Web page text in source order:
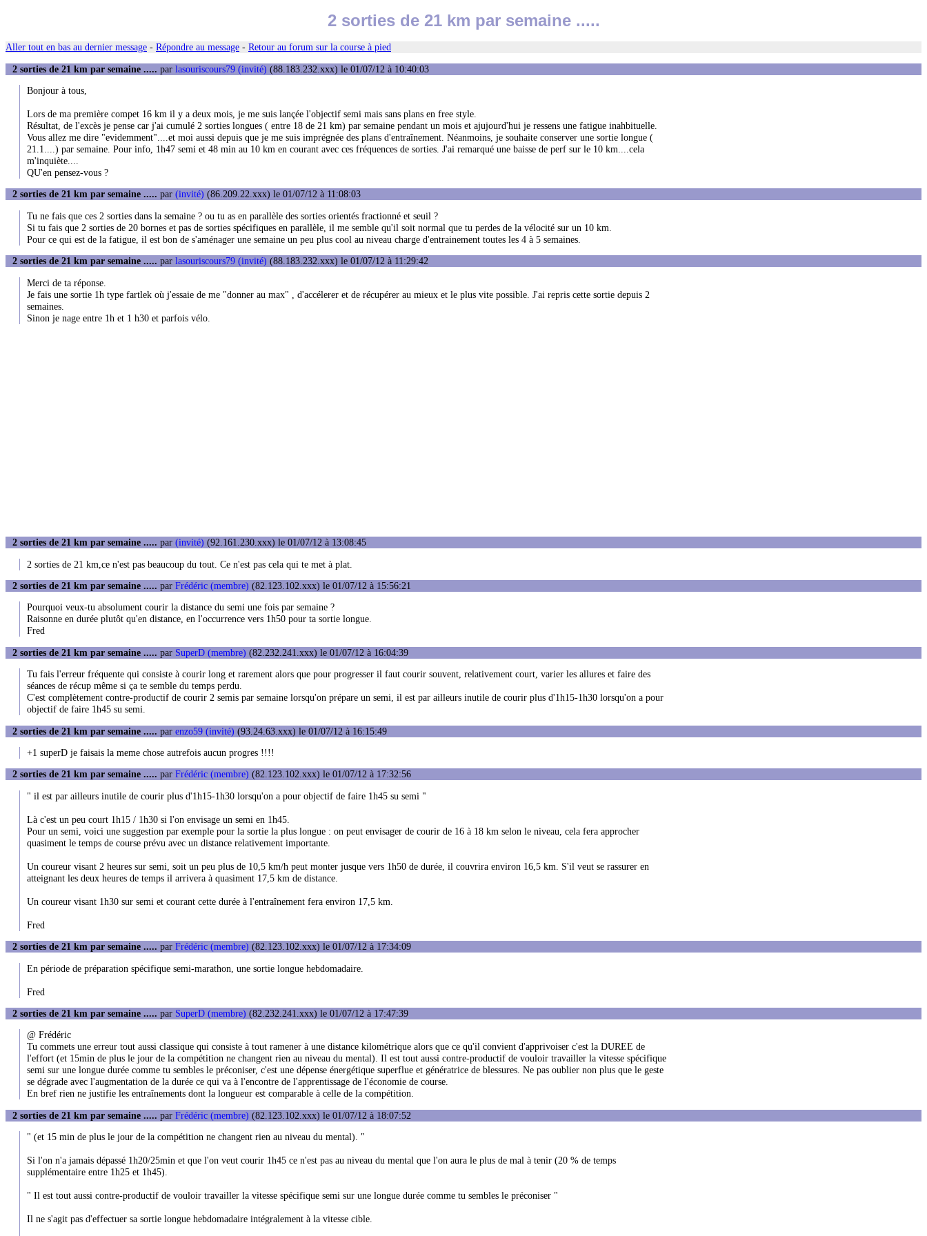
2 sorties de 21 km par semaine .....
Aller tout en bas au dernier message - Répondre au message - Retour au forum sur la course à pied
2 sorties de 21 km par semaine ..... par lasouriscours79 (invité) (88.183.232.xxx) le 01/07/12 à 10:40:03
Bonjour à tous,
Lors de ma première compet 16 km il y a deux mois, je me suis lançée l'objectif semi mais sans plans en free style.
Résultat, de l'excès je pense car j'ai cumulé 2 sorties longues ( entre 18 de 21 km) par semaine pendant un mois et ajujourd'hui je ressens une fatigue inahbituelle.
Vous allez me dire "evidemment"....et moi aussi depuis que je me suis imprégnée des plans d'entraînement. Néanmoins, je souhaite conserver une sortie longue (
21.1....) par semaine. Pour info, 1h47 semi et 48 min au 10 km en courant avec ces fréquences de sorties. J'ai remarqué une baisse de perf sur le 10 km....cela
m'inquiète....
QU'en pensez-vous ?
2 sorties de 21 km par semaine ..... par (invité) (86.209.22.xxx) le 01/07/12 à 11:08:03
Tu ne fais que ces 2 sorties dans la semaine ? ou tu as en parallèle des sorties orientés fractionné et seuil ?
Si tu fais que 2 sorties de 20 bornes et pas de sorties spécifiques en parallèle, il me semble qu'il soit normal que tu perdes de la vélocité sur un 10 km.
Pour ce qui est de la fatigue, il est bon de s'aménager une semaine un peu plus cool au niveau charge d'entrainement toutes les 4 à 5 semaines.
2 sorties de 21 km par semaine ..... par lasouriscours79 (invité) (88.183.232.xxx) le 01/07/12 à 11:29:42
Merci de ta réponse.
Je fais une sortie 1h type fartlek où j'essaie de me "donner au max" , d'accélerer et de récupérer au mieux et le plus vite possible. J'ai repris cette sortie depuis 2
semaines.
Sinon je nage entre 1h et 1 h30 et parfois vélo.
2 sorties de 21 km par semaine ..... par (invité) (92.161.230.xxx) le 01/07/12 à 13:08:45
2 sorties de 21 km,ce n'est pas beaucoup du tout. Ce n'est pas cela qui te met à plat.
2 sorties de 21 km par semaine ..... par Frédéric (membre) (82.123.102.xxx) le 01/07/12 à 15:56:21
Pourquoi veux-tu absolument courir la distance du semi une fois par semaine ?
Raisonne en durée plutôt qu'en distance, en l'occurrence vers 1h50 pour ta sortie longue.
Fred
2 sorties de 21 km par semaine ..... par SuperD (membre) (82.232.241.xxx) le 01/07/12 à 16:04:39
Tu fais l'erreur fréquente qui consiste à courir long et rarement alors que pour progresser il faut courir souvent, relativement court, varier les allures et faire des
séances de récup même si ça te semble du temps perdu.
C'est complètement contre-productif de courir 2 semis par semaine lorsqu'on prépare un semi, il est par ailleurs inutile de courir plus d'1h15-1h30 lorsqu'on a pour
objectif de faire 1h45 su semi.
2 sorties de 21 km par semaine ..... par enzo59 (invité) (93.24.63.xxx) le 01/07/12 à 16:15:49
+1 superD je faisais la meme chose autrefois aucun progres !!!!
2 sorties de 21 km par semaine ..... par Frédéric (membre) (82.123.102.xxx) le 01/07/12 à 17:32:56
" il est par ailleurs inutile de courir plus d'1h15-1h30 lorsqu'on a pour objectif de faire 1h45 su semi "
Là c'est un peu court 1h15 / 1h30 si l'on envisage un semi en 1h45.
Pour un semi, voici une suggestion par exemple pour la sortie la plus longue : on peut envisager de courir de 16 à 18 km selon le niveau, cela fera approcher
quasiment le temps de course prévu avec un distance relativement importante.
Un coureur visant 2 heures sur semi, soit un peu plus de 10,5 km/h peut monter jusque vers 1h50 de durée, il couvrira environ 16,5 km. S'il veut se rassurer en
atteignant les deux heures de temps il arrivera à quasiment 17,5 km de distance.
Un coureur visant 1h30 sur semi et courant cette durée à l'entraînement fera environ 17,5 km.
Fred
2 sorties de 21 km par semaine ..... par Frédéric (membre) (82.123.102.xxx) le 01/07/12 à 17:34:09
En période de préparation spécifique semi-marathon, une sortie longue hebdomadaire.
Fred
2 sorties de 21 km par semaine ..... par SuperD (membre) (82.232.241.xxx) le 01/07/12 à 17:47:39
@ Frédéric
Tu commets une erreur tout aussi classique qui consiste à tout ramener à une distance kilométrique alors que ce qu'il convient d'apprivoiser c'est la DUREE de
l'effort (et 15min de plus le jour de la compétition ne changent rien au niveau du mental). Il est tout aussi contre-productif de vouloir travailler la vitesse spécifique
semi sur une longue durée comme tu sembles le préconiser, c'est une dépense énergétique superflue et génératrice de blessures. Ne pas oublier non plus que le geste
se dégrade avec l'augmentation de la durée ce qui va à l'encontre de l'apprentissage de l'économie de course.
En bref rien ne justifie les entraînements dont la longueur est comparable à celle de la compétition.
2 sorties de 21 km par semaine ..... par Frédéric (membre) (82.123.102.xxx) le 01/07/12 à 18:07:52
" (et 15 min de plus le jour de la compétition ne changent rien au niveau du mental). "
Si l'on n'a jamais dépassé 1h20/25min et que l'on veut courir 1h45 ce n'est pas au niveau du mental que l'on aura le plus de mal à tenir (20 % de temps
supplémentaire entre 1h25 et 1h45).
" Il est tout aussi contre-productif de vouloir travailler la vitesse spécifique semi sur une longue durée comme tu sembles le préconiser "
Il ne s'agit pas d'effectuer sa sortie longue hebdomadaire intégralement à la vitesse cible.